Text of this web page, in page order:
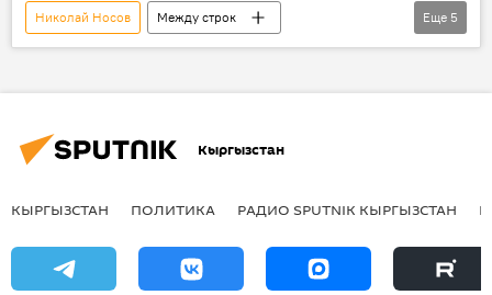
Николай Носов
Между строк
литература
коммунизм
Еще 5
Кыргызстан
КЫРГЫЗСТАН ПОЛИТИКА РАДИО SPUTNIK КЫРГЫЗСТАН